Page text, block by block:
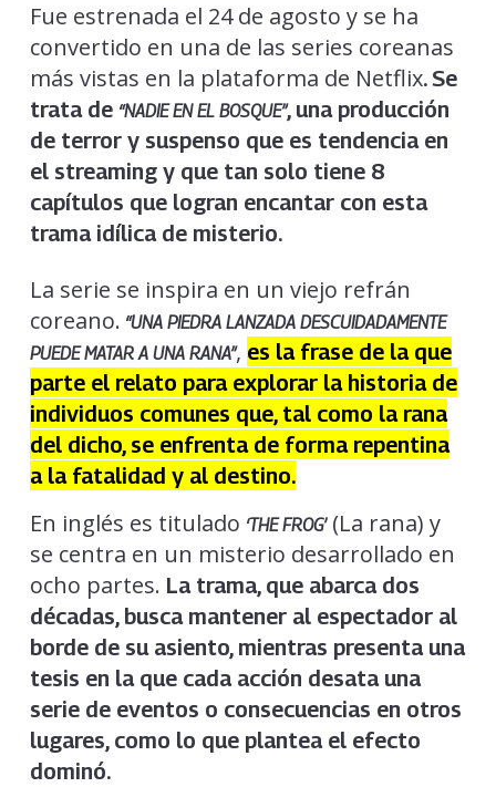
Fue estrenada el 24 de agosto y se ha
convertido en una de las series coreanas
más vistas en la plataforma de Netflix. Se
trata de “NADIE EN EL BOSQUE”, una producción
de terror y suspenso que es tendencia en
el streaming y que tan solo tiene 8
capítulos que logran encantar con esta
trama idílica de misterio.
La serie se inspira en un viejo refrán
coreano. “UNA PIEDRA LANZADA DESCUIDADAMENTE
PUEDE MATAR A UNA RANA”, es la frase de la que
parte el relato para explorar la historia de
individuos comunes que, tal como la rana
del dicho, se enfrenta de forma repentina
a la fatalidad y al destino.
En inglés es titulado ‘THE FROG’(La rana) y
se centra en un misterio desarrollado en
ocho partes. La trama, que abarca dos
décadas, busca mantener al espectador al
borde de su asiento, mientras presenta una
tesis en la que cada acción desata una
serie de eventos o consecuencias en otros
lugares, como lo que plantea el efecto
dominó.